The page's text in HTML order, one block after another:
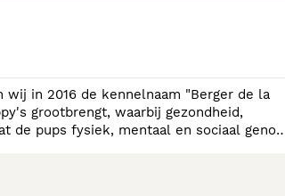
in 2016 de kennelnaam "Berger de la
grootbrengt, waarbij gezondheid,
de pups fysiek, mentaal en sociaal